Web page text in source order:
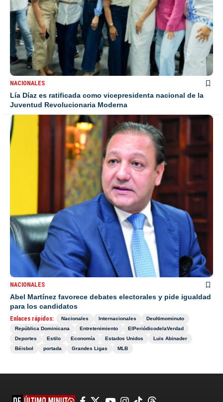
NACIONALES
Lía Díaz es ratificada como vicepresidenta nacional de la
Juventud Revolucionaria Moderna
NACIONALES
Abel Martínez favorece debates electorales y pide igualdad
para los candidatos
Enlaces rápidos: Nacionales Internacionales
Deultimominuto
República Dominicana
Entretenimiento
ElPeriódicodelaVerdad
Deportes
Estilo Economía Estados Unidos
Luis Abinader
Béisbol
portada Grandes Ligas MLB